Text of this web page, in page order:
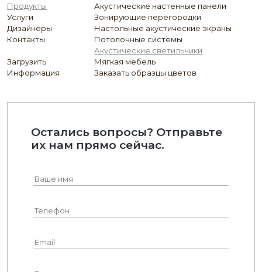
Продукты
Услуги
Дизайнеры
Контакты
Загрузить
Информация
Акустические настенные панели
Зонирующие перегородки
Настольные акустические экраны
Потолочные системы
Акустические светильники
Мягкая мебель
Заказать образцы цветов
Остались вопросы? Отправьте
их нам прямо сейчас.